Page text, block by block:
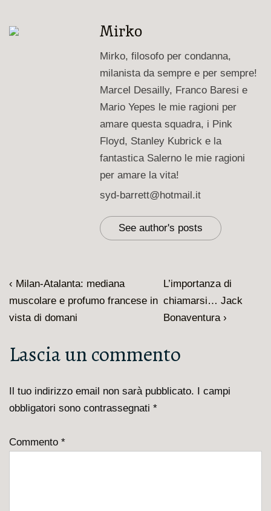
Mirko
Mirko, filosofo per condanna,
milanista da sempre e per sempre!
Marcel Desailly, Franco Baresi e
Mario Yepes le mie ragioni per
amare questa squadra, i Pink
Floyd, Stanley Kubrick e la
fantastica Salerno le mie ragioni
per amare la vita!
syd-barrett@hotmail.it
See author's posts
Navigazione
articoli
L'articolo
precedente
è
‹ Milan-Atalanta: mediana
muscolare e profumo francese in
vista di domani
Il
prossimo
articolo
L’importanza di
chiamarsi… Jack
Bonaventura ›
Lascia un commento
Il tuo indirizzo email non sarà pubblicato. I campi
obbligatori sono contrassegnati *
Commento *